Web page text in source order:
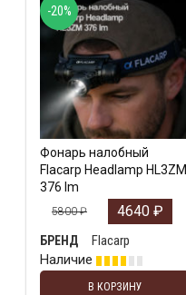
Фонарь налобный
Flacarp Headlamp HL3ZM
376 lm
5800₽ 4640 ₽
БРЕНД
Flacarp
Наличие
В КОРЗИНУ
-20%